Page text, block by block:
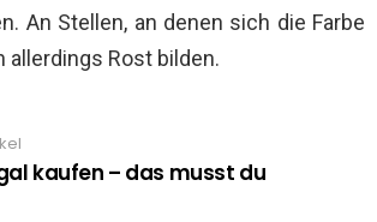
An Stellen, an denen sich die Farbe
allerdings Rost bilden.
kaufen – das musst du